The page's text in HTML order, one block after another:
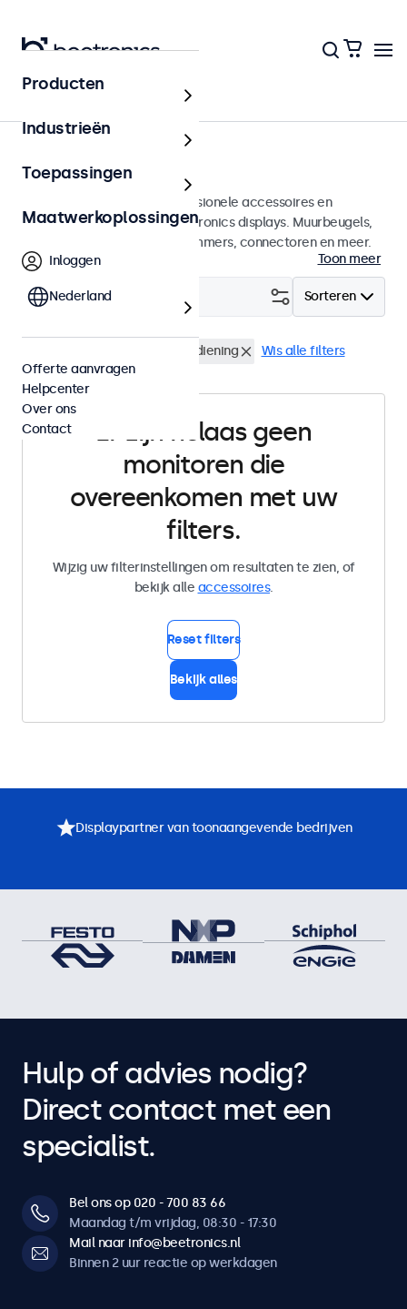
Home
Accessoires
Een groot assortiment professionele accessoires en
benodigdheden voor uw Beetronics displays. Muurbeugels,
voetsteunen, videokabels, dimmers, connectoren en meer.
Toon meer
Sorteren
Filter (0)
Afstandsbediening Wis alle filters
Er zijn helaas geen
monitoren die
overeenkomen met uw
filters.
Wijzig uw filterinstellingen om resultaten te zien, of
bekijk alle accessoires.
Reset filters
Bekijk alles
Producten
Industrieën
Toepassingen
Maatwerkoplossingen
Inloggen
Nederland
Offerte aanvragen
Helpcenter
Over ons
Contact
Displaypartner van toonaangevende bedrijven
Hulp of advies nodig?
Direct contact met een
specialist.
Bel ons op 020 - 700 83 66
Maandag t/m vrijdag, 08:30 - 17:30
Mail naar info@beetronics.nl
Binnen 2 uur reactie op werkdagen